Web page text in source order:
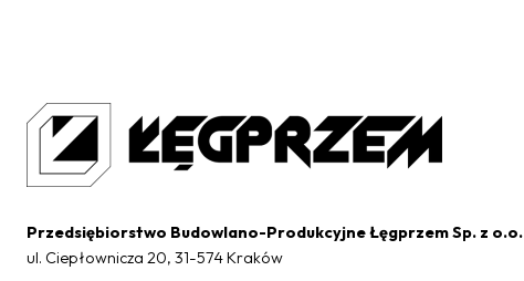
Przedsiębiorstwo Budowlano-Produkcyjne Łęgprzem Sp. z o.o.
ul. Ciepłownicza 20, 31-574 Kraków